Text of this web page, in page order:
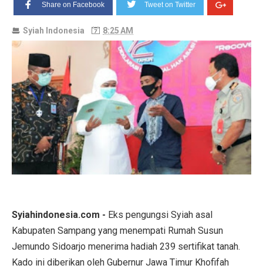
Share on Facebook Tweet on Twitter
Syiah Indonesia 8:25 AM
Syiahindonesia.com - Eks pengungsi Syiah asal
Kabupaten Sampang yang menempati Rumah Susun
Jemundo Sidoarjo menerima hadiah 239 sertifikat tanah.
Kado ini diberikan oleh Gubernur Jawa Timur Khofifah